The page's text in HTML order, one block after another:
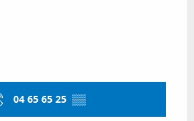
04 65 65 25 ▒▒